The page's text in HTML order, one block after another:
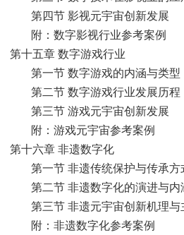
第四节 影视元宇宙创新发展
附：数字影视行业参考案例
第十五章 数字游戏行业
第一节 数字游戏的内涵与类型
第二节 数字游戏行业发展历程
第三节 游戏元宇宙创新发展
附：游戏元宇宙参考案例
第十六章 非遗数字化
第一节 非遗传统保护与传承方
第二节 非遗数字化的演进与内
第三节 非遗元宇宙创新机理与
附：非遗数字化参考案例